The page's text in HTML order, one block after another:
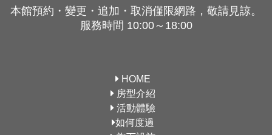
本館預約・變更・追加・取消僅限網路，敬請見諒。
服務時間 10:00～18:00
HOME
房型介紹
活動體驗
如何度過